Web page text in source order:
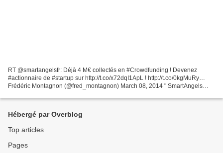
RT @smartangelsfr: Déjà 4 M€ collectés en #Crowdfunding ! Devenez
#actionnaire de #startup sur http://t.co/x72dqI1ApL ! http://t.co/0kgMuRy…
Frédéric Montagnon (@fred_montagnon) March 08, 2014 " SmartAngels
Hébergé par Overblog
Top articles
Pages